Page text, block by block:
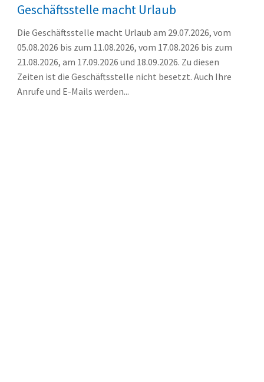
Geschäftsstelle macht Urlaub
Die Geschäftsstelle macht Urlaub am 29.07.2026, vom
05.08.2026 bis zum 11.08.2026, vom 17.08.2026 bis zum
21.08.2026, am 17.09.2026 und 18.09.2026. Zu diesen
Zeiten ist die Geschäftsstelle nicht besetzt. Auch Ihre
Anrufe und E-Mails werden...